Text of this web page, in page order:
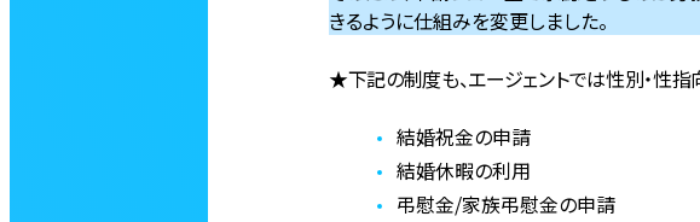
きるように仕組みを変更しました。
★下記の制度も、エージェントでは性別・性
結婚祝金の申請
結婚休暇の利用
弔慰金/家族弔慰金の申請